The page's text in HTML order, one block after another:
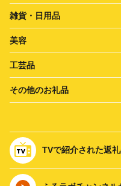
雑貨・日用品
美容
工芸品
その他のお礼品
TVで紹介された返